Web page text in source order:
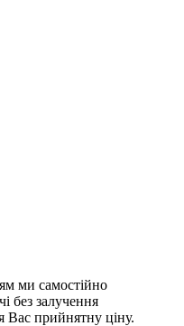
ми самостійно
без залучення
Вас прийнятну ціну.